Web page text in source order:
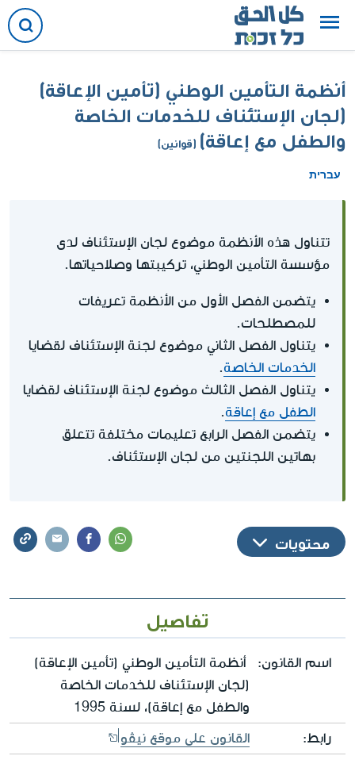
أنظمة التأمين الوطني (تأمين الإعاقة)
(لجان الإستئناف للخدمات الخاصة
والطفل مع إعاقة) (قوانين)
עברית
تتناول هذه الأنظمة موضوع لجان الإستئناف لدى
مؤسسة التأمين الوطني، تركيبتها وصلاحياتها.
يتضمن الفصل الأول من الأنظمة تعريفات
للمصطلحات.
يتناول الفصل الثاني موضوع لجنة الإستئناف لقضايا
الخدمات الخاصة.
يتناول الفصل الثالث موضوع لجنة الإستئناف لقضايا
الطفل مع إعاقة.
يتضمن الفصل الرابع تعليمات مختلفة تتعلق
بهاتين اللجنتين من لجان الإستئناف.
محتويات
تفاصيل
اسم القانون:
‏ أنظمة التأمين الوطني (تأمين الإعاقة)
(لجان الإستئناف للخدمات الخاصة
والطفل مع إعاقة)، لسنة 1995‏
رابط: القانون على موقع نيڤو